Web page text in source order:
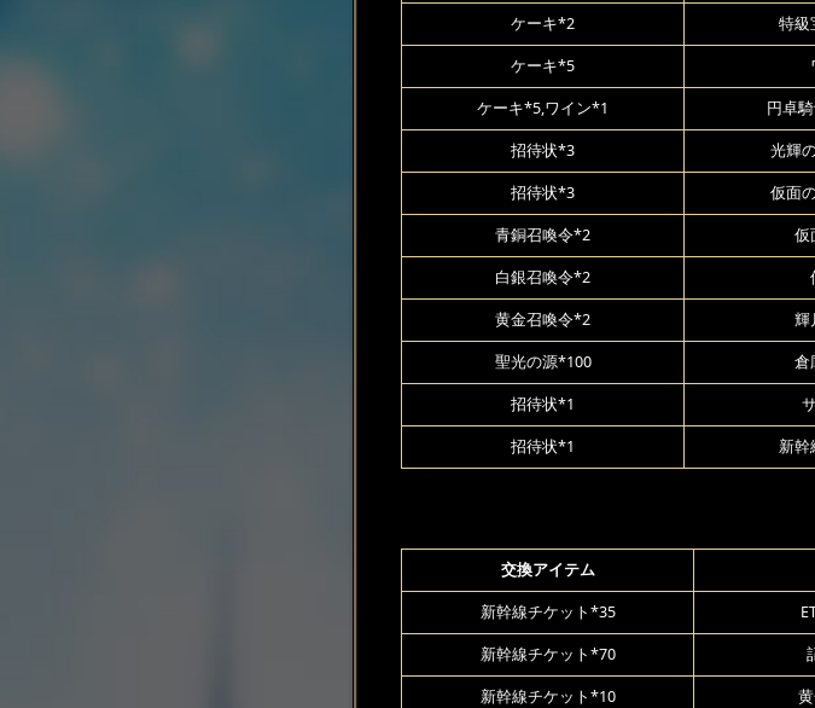
ケーキ*2 特級
ケーキ*5
ケーキ*5,ワイン*1 円卓
招待状*3 光輝
招待状*3 仮面
青銅召喚令*2 仮
白銀召喚令*2
黄金召喚令*2 輝
聖光の源*100 倉
招待状*1
招待状*1 新幹
交換アイテム
新幹線チケット*35
新幹線チケット*70
新幹線チケット*10